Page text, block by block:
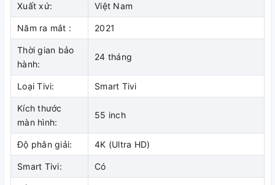
*Hình ảnh chỉ mang tính chất minh họa cho sản phẩm
Nâng cấp hình ảnh lên gần chuẩn
Xuất xứ: Việt Nam
Năm ra mắt : 2021
Thời gian bảo
hành:
24 tháng
Loại Tivi: Smart Tivi
Kích thước
màn hình:
55 inch
Độ phân giải: 4K (Ultra HD)
Smart Tivi: Có